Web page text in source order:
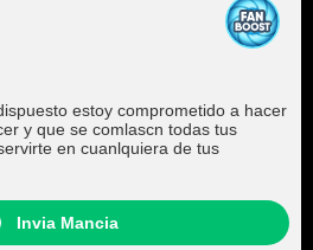
estoy comprometido a hacer
y que se comlascn todas tus
en cuanlquiera de tus
Invia Mancia